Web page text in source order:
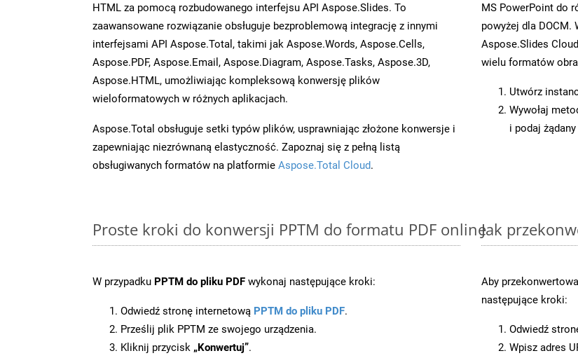
HTML za pomocą rozbudowanego interfejsu API Aspose.Slides. To
zaawansowane rozwiązanie obsługuje bezproblemową integrację z innymi
interfejsami API Aspose.Total, takimi jak Aspose.Words, Aspose.Cells,
Aspose.PDF, Aspose.Email, Aspose.Diagram, Aspose.Tasks, Aspose.3D,
Aspose.HTML, umożliwiając kompleksową konwersję plików
wieloformatowych w różnych aplikacjach.
Aspose.Total obsługuje setki typów plików, usprawniając złożone konwersje i
zapewniając niezrównaną elastyczność. Zapoznaj się z pełną listą
obsługiwanych formatów na platformie Aspose.Total Cloud.
MS PowerPoint do
powyżej dla DOCM.
Aspose.Slides
wielu formatów
Utwórz
Wywołaj
i podaj
Proste kroki do konwersji PPTM do formatu PDF online
W przypadku PPTM do pliku PDF wykonaj następujące kroki:
Odwiedź stronę internetową PPTM do pliku PDF.
Prześlij plik PPTM ze swojego urządzenia.
Kliknij przycisk „Konwertuj”.
Jak
Aby
następujące kroki:
Odwiedź
Wpisz adres